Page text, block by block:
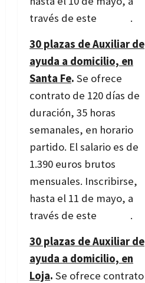
través de este
.
30 plazas de Auxiliar de
ayuda a domicilio, en
Santa Fe. Se ofrece
contrato de 120 días de
duración, 35 horas
semanales, en horario
partido. El salario es de
1.390 euros brutos
mensuales. Inscribirse,
hasta el 11 de mayo, a
través de este
.
30 plazas de Auxiliar de
ayuda a domicilio, en
Loja. Se ofrece contrato